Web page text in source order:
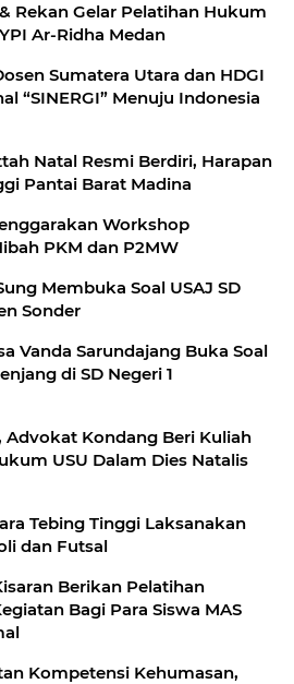
Rekan Gelar Pelatihan Hukum
Ar-Ridha Medan
Sumatera Utara dan HDGI
“SINERGI” Menuju Indonesia
Natal Resmi Berdiri, Harapan
Pantai Barat Madina
Workshop
PKM dan P2MW
Membuka Soal USAJ SD
Sonder
Vanda Sarundajang Buka Soal
di SD Negeri 1
Advokat Kondang Beri Kuliah
USU Dalam Dies Natalis
Tebing Tinggi Laksanakan
Bola Voli dan Futsal
Berikan Pelatihan
Bagi Para Siswa MAS
Kompetensi Kehumasan,